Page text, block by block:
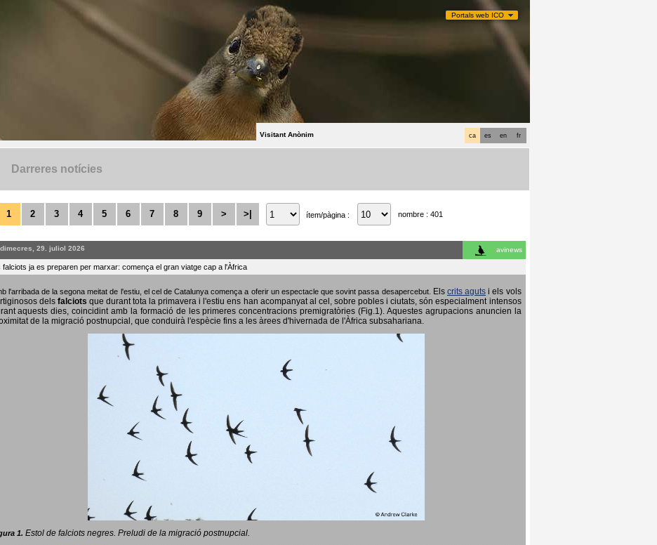
Portals web ICO
fr
en
es
ca
Visitant Anònim
Darreres notícies
1 2 3 4 5 6 7 8 9 > >| ítem/pàgina : nombre : 401
dimecres, 29. juliol 2026 avinews
falciots ja es preparen per marxar: comença el gran viatge cap a l'Àfrica
l'arribada de la segona meitat de l'estiu, el cel de Catalunya comença a oferir un espectacle que sovint passa desapercebut. Els crits aguts i els vols
dels falciots que durant tota la primavera i l'estiu ens han acompanyat al cel, sobre pobles i ciutats, són especialment intensos
aquests dies, coincidint amb la formació de les primeres concentracions premigratòries (Fig.1). Aquestes agrupacions anuncien la
de la migració postnupcial, que conduirà l'espècie fins a les àrees d'hivernada de l'Àfrica subsahariana.
1. Estol de falciots negres. Preludi de la migració postnupcial.